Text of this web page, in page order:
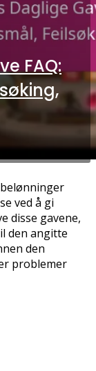
FAQ:
ved å gi
disse gavene,
den angitte
den
problemer